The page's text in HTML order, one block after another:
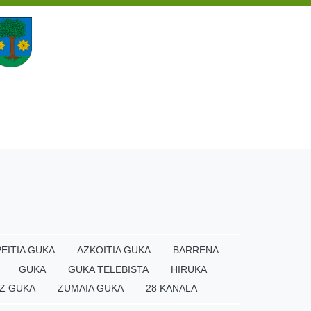
GUKA AZKOITIA GUKA
BARRENA
GUKA
GUKA TELEBISTA
HIRUKA
GUKA
ZUMAIA GUKA 28 KANALA